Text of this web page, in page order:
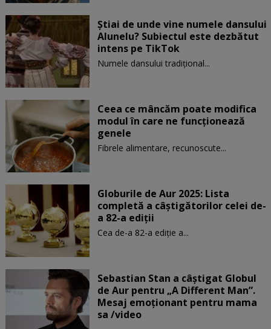
Știai de unde vine numele dansului
Alunelu? Subiectul este dezbătut
intens pe TikTok
Numele dansului tradițional...
Ceea ce mâncăm poate modifica
modul în care ne funcţionează
genele
Fibrele alimentare, recunoscute...
Globurile de Aur 2025: Lista
completă a câștigătorilor celei de-
a 82-a ediții
Cea de-a 82-a ediție a...
Sebastian Stan a câștigat Globul
de Aur pentru „A Different Man”.
Mesaj emoționant pentru mama
sa /video